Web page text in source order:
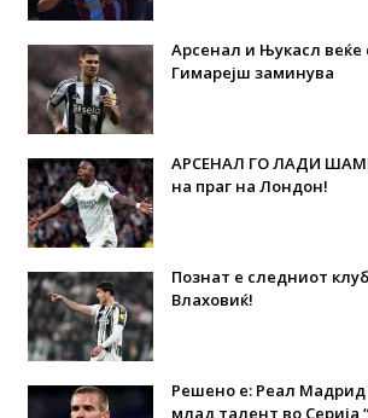
Арсенал и Њукасл веќе
Гимарејш заминува
АРСЕНАЛ ГО ЛАДИ
на праг на Лондон!
Познат е следниот
Влаховиќ!
Решено е: Реал Мадрид
млад талент во Серија